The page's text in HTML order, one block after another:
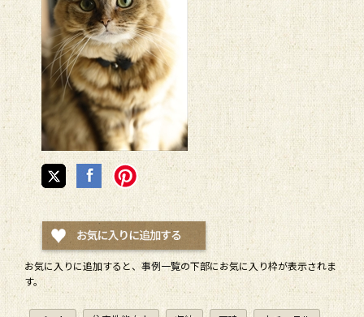
お気に入りに追加すると、事例一覧の下部にお気に入り枠が表示されま
す。